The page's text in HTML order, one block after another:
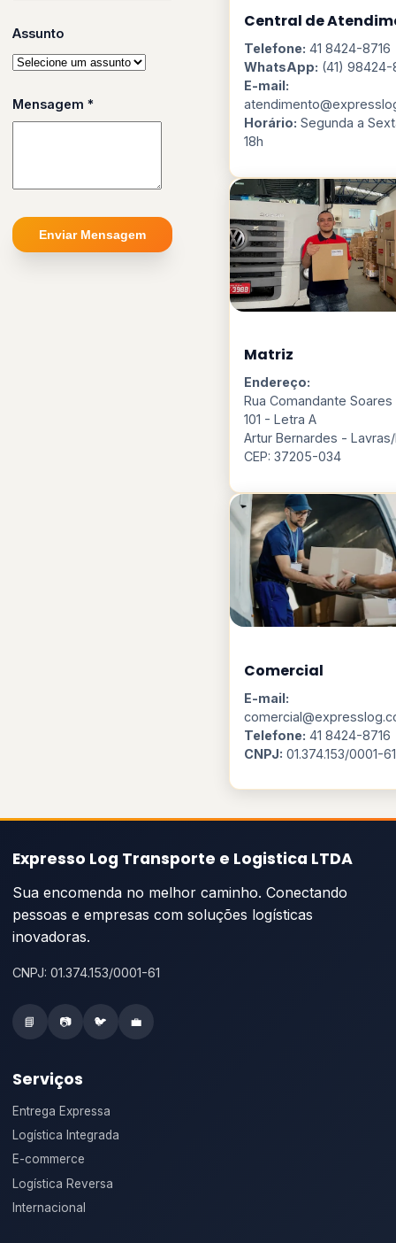
Assunto
Mensagem *
Enviar Mensagem
Central de
Telefone: 41 8424-8716
WhatsApp: (41) 98424-
E-mail:
Horário: Segunda a
18h
Matriz
Endereço:
Rua Comandante Soares
101 - Letra A
Artur Bernardes -
CEP: 37205-034
Comercial
E-mail:
Telefone: 41 8424-8716
CNPJ: 01.374.153/0001-61
Expresso Log Transporte e Logistica LTDA
Sua encomenda no melhor caminho. Conectando
pessoas e empresas com soluções logísticas
inovadoras.
CNPJ: 01.374.153/0001-61
📘 📷 🐦 💼
Serviços
Entrega Expressa
Logística Integrada
E-commerce
Logística Reversa
Internacional